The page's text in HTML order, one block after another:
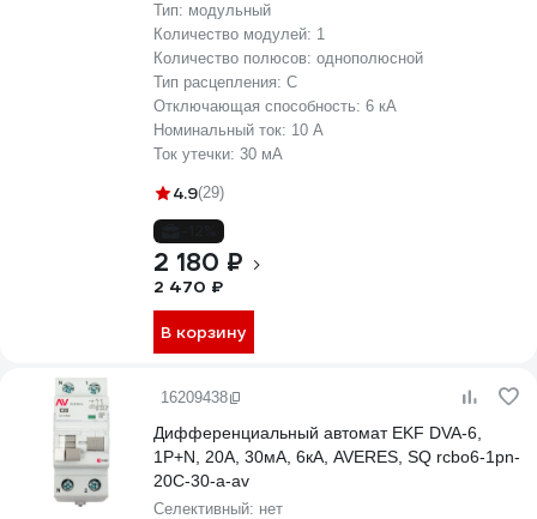
Тип: модульный
Количество модулей: 1
Количество полюсов: однополюсной
Тип расцепления: C
Отключающая способность: 6 кА
Номинальный ток: 10 А
Ток утечки: 30 мА
4.9(29)
2 180 ₽
2 470 ₽
В корзину
16209438
Дифференциальный автомат EKF DVA-6,
1P+N, 20А, 30мА, 6кА, AVERES, SQ rcbo6-1pn-
20C-30-a-av
Селективный: нет